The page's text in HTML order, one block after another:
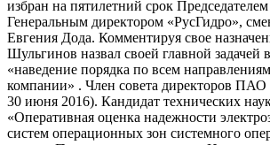
избран на пятилетний срок
Генеральным директором «РусГидро»,
Евгения Дода. Комментируя свое
Шульгинов назвал своей главной задачей
«наведение порядка по всем
компании» . Член совета директоров ПАО
30 июня 2016). Кандидат технических
«Оперативная оценка надежности
систем операционных зон системного